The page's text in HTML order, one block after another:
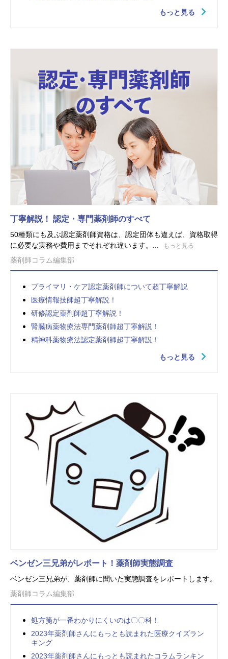
もっと見る
丁寧解説！ 認定・専門薬剤師のすべて
50種類にも及ぶ認定薬剤師資格は、認定団体も違えば、資格取得
に必要な実務や費用までそれぞれ違います。...
もっと見る
薬剤師コラム編集部
プライマリ・ケア認定薬剤師について超丁寧解説
医療情報技師超丁寧解説！
研修認定薬剤師超丁寧解説！
腎臓病薬物療法専門薬剤師超丁寧解説！
精神科薬物療法認定薬剤師超丁寧解説！
もっと見る
ベンゼン三兄弟がレポート！薬剤師実態調査
ベンゼン三兄弟が、薬剤師に聞いた実態調査をレポートします。
薬剤師コラム編集部
処方箋が一番わかりにくいのは〇〇科！
2023年薬剤師さんにもっとも読まれた医療クイズラン
キング
2023年薬剤師さんにもっとも読まれたコラムランキン